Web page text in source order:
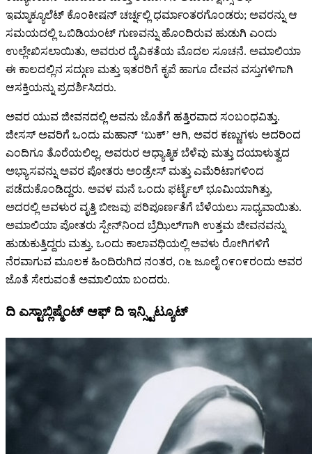
ಇಮ್ಮಾಕ್ಯೂಲೆಟ್ ಕೊಂಕೀಷನ್ ಚರ್ಚ್ನಲ್ಲಿ ಧರ್ಮಾಂತರಗೊಂಡರು; ಅವರನ್ನು ಆ
ಸಮಯದಲ್ಲಿ ಒಬಿಡಿಯಂಟ್ ಗುಣವನ್ನು ಹೊಂದಿರುವ ಹುಡುಗಿ ಎಂದು
ಉಲ್ಲೇಖಿಸಲಾಯಿತು, ಅವರುರ ದೈವಿಕತೆಯ ಮೊದಲ ಸೂಚನೆ. ಅಮಾಲಿಯಾ
ಈ ಕಾಲದಲ್ಲಿನ ಸದ್ಗುಣ ಮತ್ತು ಇತರರಿಗೆ ಕೃಪೆ ಹಾಗೂ ದೇವನ ವಸ್ತುಗಳಿಗಾಗಿ
ಆಸಕ್ತಿಯನ್ನು ಪ್ರದರ್ಶಿಸಿದರು.
ಅವರ ಯುವ ಜೀವನದಲ್ಲಿ ಅವನು ಜೊತೆಗೆ ಹತ್ತಿರವಾದ ಸಂಬಂಧವಿತ್ತು.
ಜೀಸಸ್ ಅವರಿಗೆ ಒಂದು ಮಹಾನ್ ‘ಬುಕ್’ ಆಗಿ, ಅವರ ಕಣ್ಣುಗಳು ಅದರಿಂದ
ಎಂದಿಗೂ ತೊರೆಯಲಿಲ್ಲ. ಅವರುರ ಆಧ್ಯಾತ್ಮಿಕ ಬೆಳೆವು ಮತ್ತು ದಯಾಳುತ್ವದ
ಅಭ್ಯಾಸವನ್ನು ಅವರ ಪೋತರು ಅಂಡ್ರೇಸ್ ಮತ್ತು ಎಮೆರಿಟಾಗಳಿಂದ
ಪಡೆದುಕೊಂಡಿದ್ದರು. ಅವಳ ಮನೆ ಒಂದು ಫರ್ಟೈಲ್ ಭೂಮಿಯಾಗಿತ್ತು,
ಅದರಲ್ಲಿ ಅವಳುರ ವೃತ್ತಿ ಬೀಜವು ಪರಿಪೂರ್ಣತೆಗೆ ಬೆಳೆಯಲು ಸಾಧ್ಯವಾಯಿತು.
ಅಮಾಲಿಯಾ ಪೋತರು ಸ್ಪೇನ್‌ನಿಂದ ಬ್ರೆಝಿಲ್‌ಗಾಗಿ ಉತ್ತಮ ಜೀವನವನ್ನು
ಹುಡುಕುತ್ತಿದ್ದರು ಮತ್ತು, ಒಂದು ಕಾಲಾವಧಿಯಲ್ಲಿ ಅವಳು ರೋಗಿಗಳಿಗೆ
ನೆರವಾಗುವ ಮೂಲಕ ಹಿಂದಿರುಗಿದ ನಂತರ, ೧೬ ಜೂಲೈ ೧೯೧೯ರಂದು ಅವರ
ಜೊತೆ ಸೇರುವಂತೆ ಅಮಾಲಿಯಾ ಬಂದರು.
ದಿ ಎಸ್ಟಾಬ್ಲಿಷ್ಮೆಂಟ್ ಆಫ್ ದಿ ಇನ್ಸ್ಟಿಟ್ಯೂಟ್